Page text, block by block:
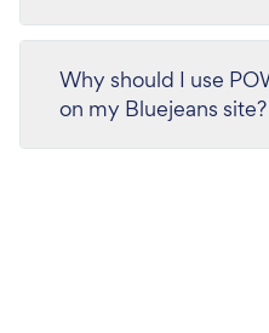
Why should I use
on my Bluejeans site?